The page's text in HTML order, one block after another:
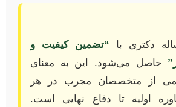
دکتری با “تضمین کیفیت و
حاصل می‌شود. این به معنای
از متخصصان مجرب در هر
اولیه تا دفاع نهایی است.